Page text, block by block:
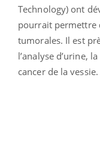
Technology) ont
pourrait permettre
tumorales. Il est
l’analyse d’urine,
cancer de la vessie.